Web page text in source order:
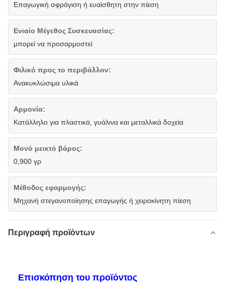
Επαγωγική σφράγιση ή ευαίσθητη στην πίεση
Ενιαίο Μέγεθος Συσκευασίας:
μπορεί να προσαρμοστεί
Φιλικό προς το περιβάλλον:
Ανακυκλώσιμα υλικά
Αρμονία:
Κατάλληλο για πλαστικά, γυάλινα και μεταλλικά δοχεία
Μονό μεικτό βάρος:
0,900 γρ
Μέθοδος εφαρμογής:
Μηχανή στεγανοποίησης επαγωγής ή χειροκίνητη πίεση
Περιγραφή προϊόντων
Επισκόπηση του προϊόντος